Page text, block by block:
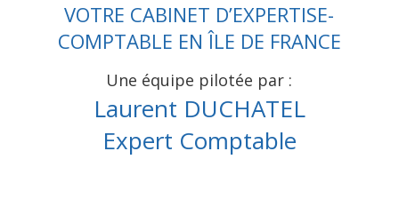
VOTRE CABINET D’EXPERTISE-
COMPTABLE EN ÎLE DE FRANCE
Une équipe pilotée par :
Laurent DUCHATEL
Expert Comptable